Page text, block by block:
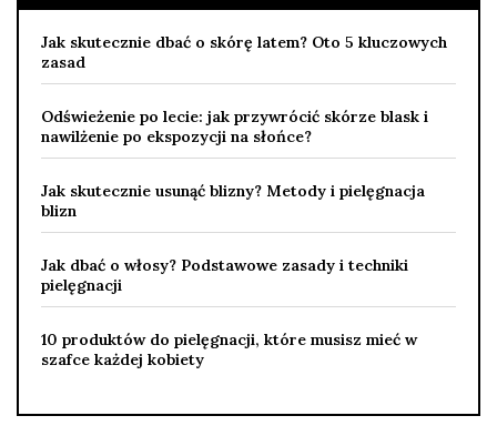
Jak skutecznie dbać o skórę latem? Oto 5 kluczowych
zasad
Odświeżenie po lecie: jak przywrócić skórze blask i
nawilżenie po ekspozycji na słońce?
Jak skutecznie usunąć blizny? Metody i pielęgnacja
blizn
Jak dbać o włosy? Podstawowe zasady i techniki
pielęgnacji
10 produktów do pielęgnacji, które musisz mieć w
szafce każdej kobiety